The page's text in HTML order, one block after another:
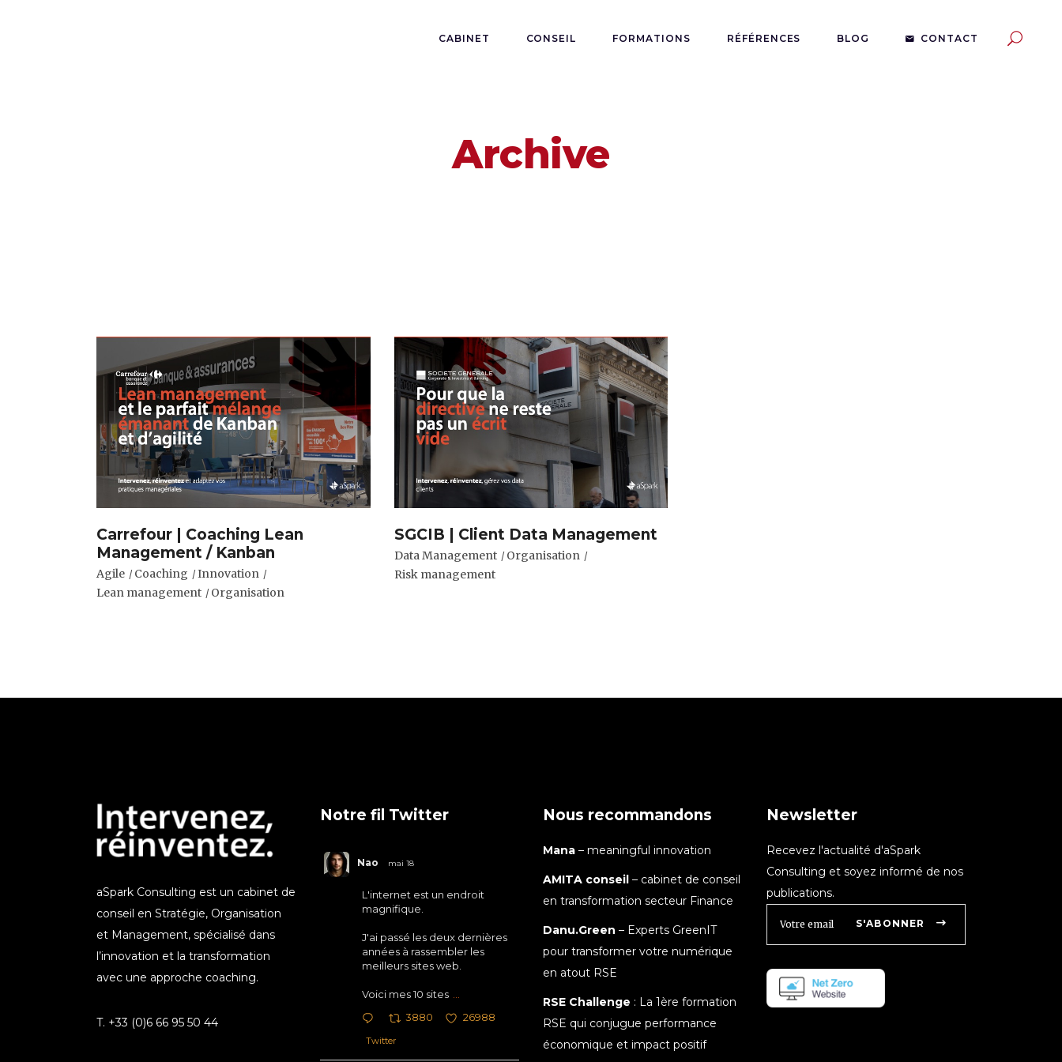
CABINET CONSEIL FORMATIONS RÉFÉRENCES BLOG CONTACT
Archive
Carrefour | Coaching Lean
Management / Kanban
Agile Coaching
Innovation
Lean management
Organisation
SGCIB | Client Data Management
Data Management
Organisation
Risk management
aSpark Consulting est un cabinet de
conseil en Stratégie, Organisation
et Management, spécialisé dans
l’innovation et la transformation
avec une approche coaching.
T. +33 (0)6 66 95 50 44
Notre fil Twitter
Nao mai 18
L'internet est un endroit
magnifique.
J'ai passé les deux dernières
années à rassembler les
meilleurs sites web.
Voici mes 10 sites
3880 26988
Twitter
Nous recommandons
Mana – meaningful innovation
AMITA conseil – cabinet de conseil
en transformation secteur Finance
Danu.Green – Experts GreenIT
pour transformer votre numérique
en atout RSE
RSE Challenge : La 1ère formation
RSE qui conjugue performance
économique et impact positif
Newsletter
Recevez l'actualité d'aSpark
Consulting et soyez informé de nos
publications.
S'ABONNER